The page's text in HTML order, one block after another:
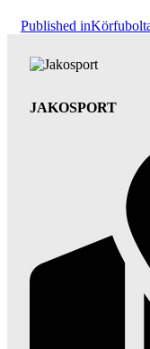
Published in
JAKOSPORT